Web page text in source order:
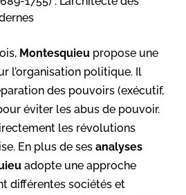
Montesquieu propose une
l’organisation politique. Il
des pouvoirs (exécutif,
éviter les abus de pouvoir.
les révolutions
En plus de ses analyses
adopte une approche
différentes sociétés et